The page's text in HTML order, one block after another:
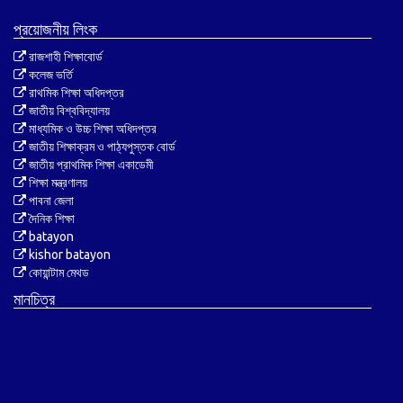
প্রয়োজনীয় লিংক
রাজশাহী শিক্ষাবোর্ড
কলেজ ভর্তি
রাথমিক শিক্ষা অধিদপ্তর
জাতীয় বিশ্ববিদ্যালয়
মাধ্যমিক ও উচ্চ শিক্ষা অধিদপ্তর
জাতীয় শিক্ষাক্রম ও পাঠ্যপুস্তক বোর্ড
জাতীয় প্রাথমিক শিক্ষা একাডেমী
শিক্ষা মন্ত্রণালয়
পাবনা জেলা
দৈনিক শিক্ষা
batayon
kishor batayon
কোয়ান্টাম মেথড
মানচিত্র